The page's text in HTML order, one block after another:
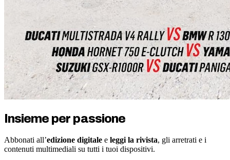
Insieme per passione
Abbonati all’edizione digitale e leggi la rivista, gli arretrati e i
contenuti multimediali su tutti i tuoi dispositivi.